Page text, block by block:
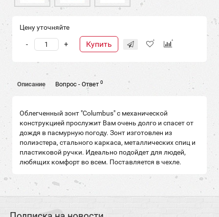
Цену уточняйте
+
- Купить
Описание Вопрос - Ответ 0
Облегченный зонт "Columbus" с механической
конструкцией прослужит Вам очень долго и спасет от
дождя в пасмурную погоду. Зонт изготовлен из
полиэстера, стального каркаса, металлических спиц и
пластиковой ручки. Идеально подойдет для людей,
любящих комфорт во всем. Поставляется в чехле.